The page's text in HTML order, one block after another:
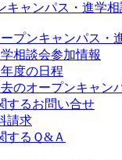
キャンパス・進学相
プンキャンパス・
相談会参加情報
度の日程
のオープンキャン
するお問い合せ
請求
するＱ&Ａ